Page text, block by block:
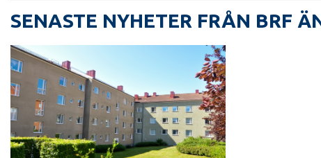
SENASTE NYHETER FRÅN BRF